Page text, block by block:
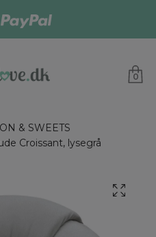
0
& SWEETS
Croissant, lysegrå